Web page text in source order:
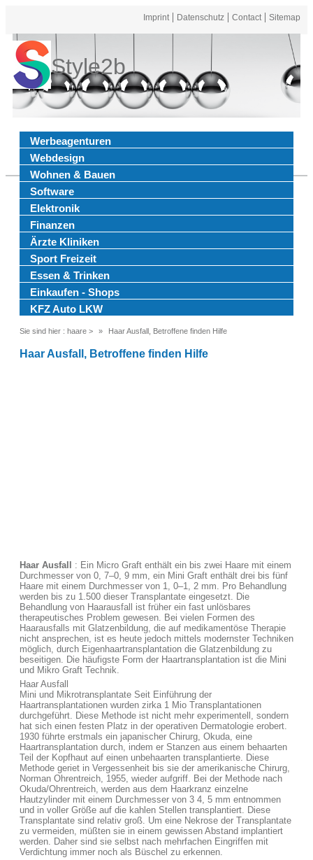
Imprint Datenschutz Contact Sitemap
Style2b
Werbeagenturen
Webdesign
Wohnen & Bauen
Software
Elektronik
Finanzen
Ärzte Kliniken
Sport Freizeit
Essen & Trinken
Einkaufen - Shops
KFZ Auto LKW
Sie sind hier : haare > Haar Ausfall, Betroffene finden Hilfe
Haar Ausfall, Betroffene finden Hilfe
Haar Ausfall : Ein Micro Graft enthält ein bis zwei Haare mit einem
Durchmesser von 0, 7–0, 9 mm, ein Mini Graft enthält drei bis fünf
Haare mit einem Durchmesser von 1, 0–1, 2 mm. Pro Behandlung
werden bis zu 1.500 dieser Transplantate eingesetzt. Die
Behandlung von Haarausfall ist früher ein fast unlösbares
therapeutisches Problem gewesen. Bei vielen Formen des
Haarausfalls mit Glatzenbildung, die auf medikamentöse Therapie
nicht ansprechen, ist es heute jedoch mittels modernster Techniken
möglich, durch Eigenhaartransplantation die Glatzenbildung zu
beseitigen. Die häufigste Form der Haartransplantation ist die Mini
und Mikro Graft Technik.
Haar Ausfall
Mini und Mikrotransplantate Seit Einführung der
Haartransplantationen wurden zirka 1 Mio Transplantationen
durchgeführt. Diese Methode ist nicht mehr experimentell, sondern
hat sich einen festen Platz in der operativen Dermatologie erobert.
1930 führte erstmals ein japanischer Chirurg, Okuda, eine
Haartransplantation durch, indem er Stanzen aus einem behaarten
Teil der Kopfhaut auf einen unbehaarten transplantierte. Diese
Methode geriet in Vergessenheit bis sie der amerikanische Chirurg,
Norman Ohrentreich, 1955, wieder aufgriff. Bei der Methode nach
Okuda/Ohrentreich, werden aus dem Haarkranz einzelne
Hautzylinder mit einem Durchmesser von 3 4, 5 mm entnommen
und in voller Größe auf die kahlen Stellen transplantiert. Diese
Transplantate sind relativ groß. Um eine Nekrose der Transplantate
zu vermeiden, müßten sie in einem gewissen Abstand implantiert
werden. Daher sind sie selbst nach mehrfachen Eingriffen mit
Verdichtung immer noch als Büschel zu erkennen.